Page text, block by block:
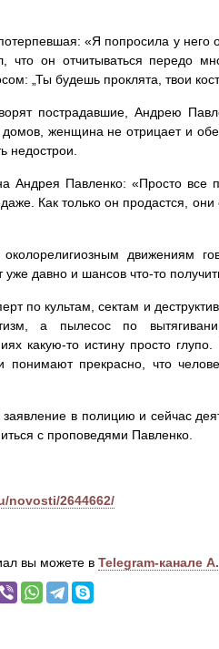
потерпевшая: «Я попросила у него
что он отчитываться передо
„Ты будешь проклята, твои
пострадавшие, Андрею
домов, женщина не отрицает и
недострои.
Андрея Павленко: «Просто все
Как только он продастся,
движениям
уже давно и шансов что-то
по культам, сектам и
а пылесос по
какую-то истину просто
понимают прекрасно, что
в полицию и сейчас
с проповедями Павленко.
novosti/2644662/
вы можете в Telegram-канале